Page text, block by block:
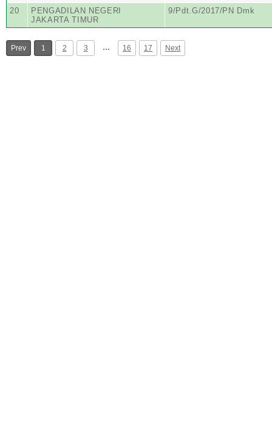
20
PENGADILAN NEGERI
JAKARTA TIMUR
9/Pdt.G/2017/PN Dmk
Prev 1 2 3 … 16 17 Next